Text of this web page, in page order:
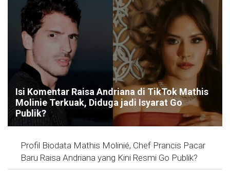
Isi Komentar Raisa Andriana di TikTok Mathis
Molinie Terkuak, Diduga jadi Isyarat Go
Publik?
Profil Biodata Mathis Molinié, Chef Prancis Pacar
Baru Raisa Andriana yang Kini Resmi Go Publik?